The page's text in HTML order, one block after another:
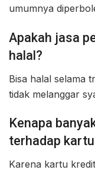
umumnya
Apakah jasa
halal?
Bisa halal selama
tidak melanggar
Kenapa
terhadap
Karena kartu